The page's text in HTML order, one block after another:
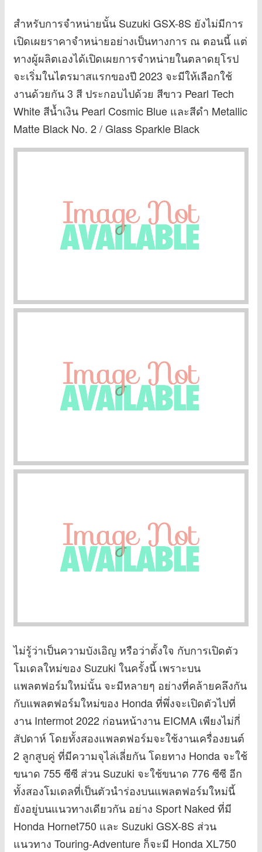
สำหรับการจำหน่ายนั้น Suzuki GSX-8S ยังไม่มีการ
เปิดเผยราคาจำหน่ายอย่างเป็นทางการ ณ ตอนนี้ แต่
ทางผู้ผลิตเองได้เปิดเผยการจำหน่ายในตลาดยุโรป
จะเริ่มในไตรมาสแรกของปี 2023 จะมีให้เลือกใช้
งานด้วยกัน 3 สี ประกอบไปด้วย สีขาว Pearl Tech
White สีน้ำเงิน Pearl Cosmic Blue และสีดำ Metallic
Matte Black No. 2 / Glass Sparkle Black
ไม่รู้ว่าเป็นความบังเอิญ หรือว่าตั้งใจ กับการเปิดตัว
โมเดลใหม่ของ Suzuki ในครั้งนี้ เพราะบน
แพลตฟอร์มใหม่นั้น จะมีหลายๆ อย่างที่คล้ายคลึงกัน
กับแพลตฟอร์มใหม่ของ Honda ที่พึ่งจะเปิดตัวไปที่
งาน Intermot 2022 ก่อนหน้างาน EICMA เพียงไม่กี่
สัปดาห์ โดยทั้งสองแพลตฟอร์มจะใช้งานเครื่องยนต์
2 ลูกสูบคู่ ที่มีความจุไล่เลี่ยกัน โดยทาง Honda จะใช้
ขนาด 755 ซีซี ส่วน Suzuki จะใช้ขนาด 776 ซีซี อีก
ทั้งสองโมเดลที่เป็นตัวนำร่องบนแพลตฟอร์มใหม่นี้
ยังอยู่บนแนวทางเดียวกัน อย่าง Sport Naked ที่มี
Honda Hornet750 และ Suzuki GSX-8S ส่วน
แนวทาง Touring-Adventure ก็จะมี Honda XL750